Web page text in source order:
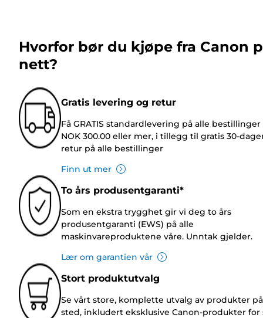
Hvorfor bør du kjøpe fra Canon
nett?
Gratis levering og retur
Få GRATIS standardlevering på alle bestillinger
NOK 300.00 eller mer, i tillegg til gratis 30-
retur på alle bestillinger
Finn ut mer
To års produsentgaranti*
Som en ekstra trygghet gir vi deg to års
produsentgaranti (EWS) på alle
maskinvareproduktene våre. Unntak gjelder.
Lær om garantien vår
Stort produktutvalg
Se vårt store, komplette utvalg av produkter
sted, inkludert eksklusive Canon-produkter for